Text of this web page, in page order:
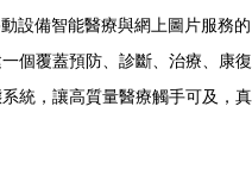
設備智能醫療與網上圖片服務的
個覆蓋預防、診斷、治療、康復
統，讓高質量醫療觸手可及，真